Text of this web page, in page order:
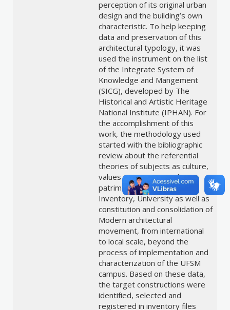
perception of its original urban
design and the building’s own
characteristic. To help keeping
data and preservation of this
architectural typology, it was
used the instrument on the list
of the Integrate System of
Knowledge and Mangement
(SICG), developed by The
Historical and Artistic Heritage
National Institute (IPHAN). For
the accomplishment of this
work, the methodology used
started with the bibliographic
review about the referential
theories of subjects as culture,
values assignment and
patrimony, concepts of
Inventory, University as well as
constitution and consolidation of
Modern architectural
movement, from international
to local scale, beyond the
process of implementation and
characterization of the UFSM
campus. Based on these data,
the target constructions were
identified, selected and
registered in inventory files